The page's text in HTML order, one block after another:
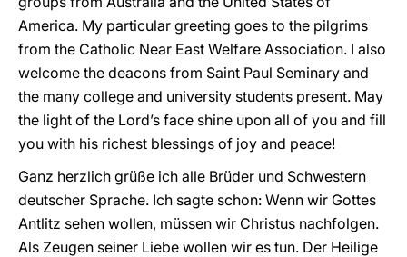
America. My particular greeting goes to the pilgrims
from the Catholic Near East Welfare Association. I also
welcome the deacons from Saint Paul Seminary and
the many college and university students present. May
the light of the Lord’s face shine upon all of you and fill
you with his richest blessings of joy and peace!
Ganz herzlich grüße ich alle Brüder und Schwestern
deutscher Sprache. Ich sagte schon: Wenn wir Gottes
Antlitz sehen wollen, müssen wir Christus nachfolgen.
Als Zeugen seiner Liebe wollen wir es tun. Der Heilige